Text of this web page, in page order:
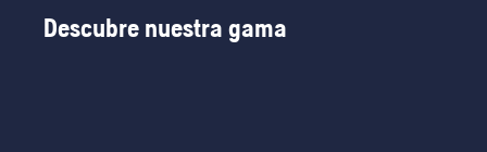
Descubre nuestra gama